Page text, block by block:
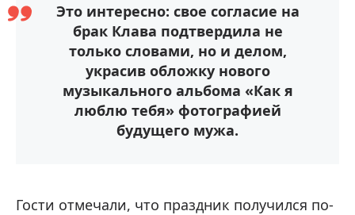
Это интересно: свое согласие на
брак Клава подтвердила не
только словами, но и делом,
украсив обложку нового
музыкального альбома «Как я
люблю тебя» фотографией
будущего мужа.
Гости отмечали, что праздник получился по-